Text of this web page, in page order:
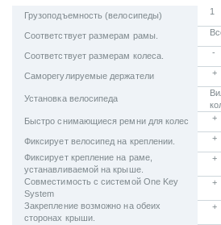
Грузоподъемность (велосипеды) 1
Соответствует размерам рамы.
Соответствует размерам колеса. -
Саморегулируемые держатели +
Установка велосипеда
Быстро снимающиеся ремни для колес
+
Фиксирует велосипед на креплении.
+
Фиксирует крепление на раме,
устанавливаемой на крыше.
+
Совместимость с системой One Key
System
+
Закрепление возможно на обеих
сторонах крыши.
+